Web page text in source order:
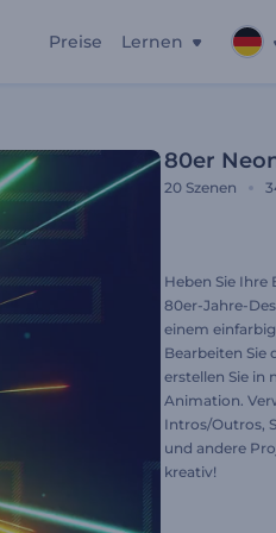
Preise Lernen
80er
20 Szenen
Heben Sie
80er-Jahre-
einem
Bearbeiten Sie
erstellen Sie in
Animation.
Intros/Outros,
und andere
kreativ!